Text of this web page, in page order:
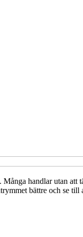
handlar utan att
bättre och se